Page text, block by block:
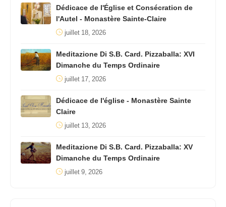
Dédicace de l'Église et Consécration de
l'Autel - Monastère Sainte-Claire
juillet 18, 2026
Meditazione Di S.B. Card. Pizzaballa: XVI
Dimanche du Temps Ordinaire
juillet 17, 2026
Dédicace de l'église - Monastère Sainte
Claire
juillet 13, 2026
Meditazione Di S.B. Card. Pizzaballa: XV
Dimanche du Temps Ordinaire
juillet 9, 2026